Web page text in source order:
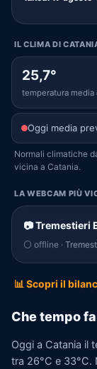
IL CLIMA DI
25,7°
temperatura media
Oggi media
Normali climatiche
vicina a Catania.
LA WEBCAM PIÙ
📷 Tremestieri
⚪ offline ·
📊 Scopri il
Che tempo
Oggi a Catania il
tra 26°C e